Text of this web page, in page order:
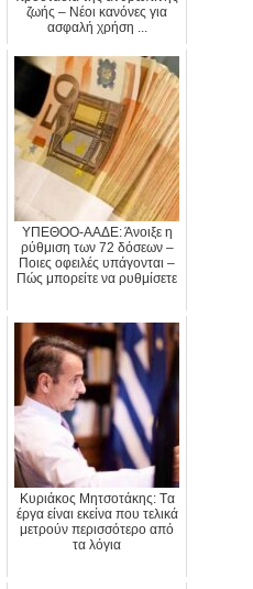
ζωής – Νέοι κανόνες για
ασφαλή χρήση ...
ΥΠΕΘΟΟ-ΑΑΔΕ: Άνοιξε η
ρύθμιση των 72 δόσεων –
Ποιες οφειλές υπάγονται –
Πώς μπορείτε να ρυθμίσετε
Κυριάκος Μητσοτάκης: Tα
έργα είναι εκείνα που τελικά
μετρούν περισσότερο από
τα λόγια